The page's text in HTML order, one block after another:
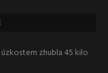
zhubla 45 kilo